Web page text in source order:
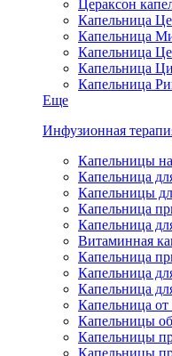
Цераксон
Капельница
Капельница
Капельница
Капельница
Капельница
Еще
Инфузионная
Капельницы
Капельница
Капельницы
Капельница
Капельница
Витаминная
Капельница
Капельница
Капельница
Капельница от
Капельницы
Капельницы
Капельницы